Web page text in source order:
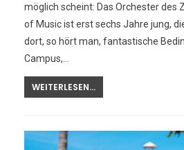
möglich scheint: Das Orchester des
of Music ist erst sechs Jahre jung,
dort, so hört man, fantastische
Campus,…
WEITERLESEN...